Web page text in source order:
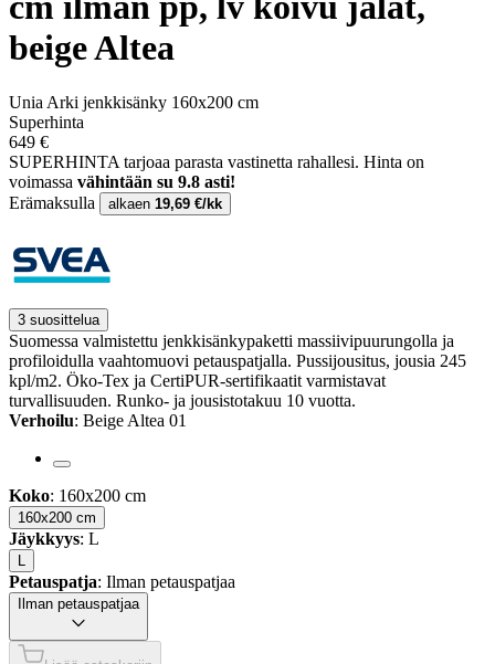
beige Altea
Unia Arki jenkkisänky 160x200 cm
Superhinta
649 €
SUPERHINTA tarjoaa parasta vastinetta rahallesi. Hinta on
voimassa vähintään su 9.8 asti!
Erämaksulla
alkaen 19,69 €/kk
3 suosittelua
Suomessa valmistettu jenkkisänkypaketti massiivipuurungolla ja
profiloidulla vaahtomuovi petauspatjalla. Pussijousitus, jousia 245
kpl/m2. Öko-Tex ja CertiPUR-sertifikaatit varmistavat
turvallisuuden. Runko- ja jousistotakuu 10 vuotta.
Verhoilu: Beige Altea 01
Koko: 160x200 cm
160x200 cm
Jäykkyys: L
L
Petauspatja: Ilman petauspatjaa
Ilman petauspatjaa